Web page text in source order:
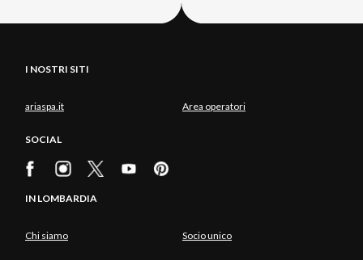
I NOSTRI SITI
ariaspa.it Area operatori
SOCIAL
IN LOMBARDIA
Chi siamo Socio unico